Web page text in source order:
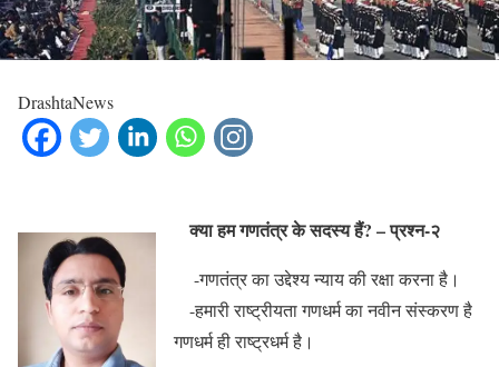
DrashtaNews
क्या हम गणतंत्र के सदस्य हैं? – प्रश्न-२
-गणतंत्र का उद्देश्य न्याय की रक्षा करना है।
-हमारी राष्ट्रीयता गणधर्म का नवीन संस्करण है
गणधर्म ही राष्ट्रधर्म है।